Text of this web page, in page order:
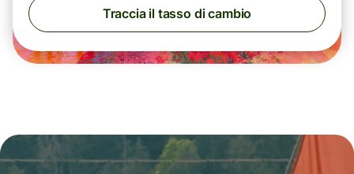
Traccia il tasso di cambio